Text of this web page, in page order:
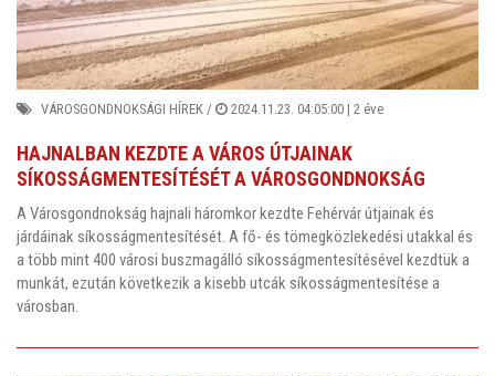
VÁROSGONDNOKSÁGI HÍREK / 2024.11.23. 04:05:00 | 2 éve
HAJNALBAN KEZDTE A VÁROS ÚTJAINAK
SÍKOSSÁGMENTESÍTÉSÉT A VÁROSGONDNOKSÁG
A Városgondnokság hajnali háromkor kezdte Fehérvár útjainak és
járdáinak síkosságmentesítését. A fő- és tömegközlekedési utakkal és
a több mint 400 városi buszmagálló síkosságmentesítésével kezdtük a
munkát, ezután következik a kisebb utcák síkosságmentesítése a
városban.